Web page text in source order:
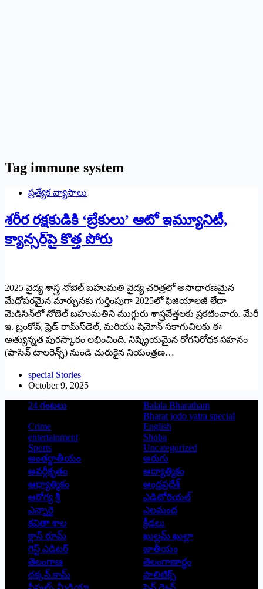
Tag immune system
ప్రత్యేక వ్యాసాలు
శరీర రక్షకుడికి ‘బ్రేకులు’ ఆటో ఇమ్యూనిటీ,
క్యాన్సర్‌పై కొత్త పోరు
2025 వైద్య శాస్త్ర నోబెల్ బహుమతి వైద్య చరిత్రలో అసాధారణమైన
మేధోపరమైన మార్పునకు గుర్తింపుగా 2025లో ఫిజియాలజీ లేదా
మెడిసిన్‌లో నోబెల్ బహుమతిని ముగ్గురు శాస్త్రవేత్తలకు ప్రకటించారు. మేరీ
ఇ. బ్రంకోవ్, ఫ్రెడ్ రామ్‌స్‌డెల్, మరియు షిమోన్ సకాగుచిలకు ఈ
అత్యున్నత పురస్కారం లభించింది. నిష్క్రియమైన రోగనిరోధక సహనం
(పాసివ్ టాలరెన్స్) నుండి చురుకైన నియంత్రణ…
special Stories
October 9, 2025
24 గంటలు
Balala Bharatham
Bharat jodo yatra special
Crime
English
entertainment
Shoba
Sports
Uncategorized
అంతర్జాతీయం
అరుగు
అవర్గీకృతం
ఆద్యాత్మికం
ఆధ్యాత్మికం
ఆంధ్రప్రదేశ్
ఆరోగ్య శ్రీ
ఎడిటోరియల్
ఎన్నారై
ఎలమంద
కవితా శాల
క్రీడలు
క్లాస్ రూమ్
ఖుల్లమ్ ఖుల్లా
గెస్ట్ ఎడిటర్
జాతీయం
తెలంగాణ
తెలంగాణార్థం
దక్కన్.కామ్
పాలిటిక్స్